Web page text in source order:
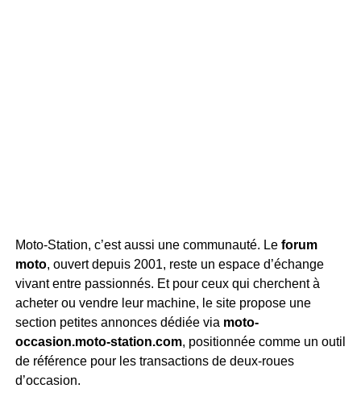
Moto-Station, c’est aussi une communauté. Le forum
moto, ouvert depuis 2001, reste un espace d’échange
vivant entre passionnés. Et pour ceux qui cherchent à
acheter ou vendre leur machine, le site propose une
section petites annonces dédiée via moto-
occasion.moto-station.com, positionnée comme un outil
de référence pour les transactions de deux-roues
d’occasion.